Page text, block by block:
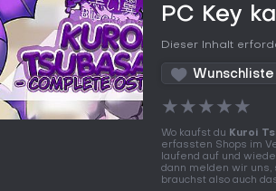
PC Key
Dieser Inhalt
Wunschliste
★★★★★
Wo kaufst du Kuroi
erfassten Shops im
laufend auf und
dann melden wir uns,
brauchst also auch